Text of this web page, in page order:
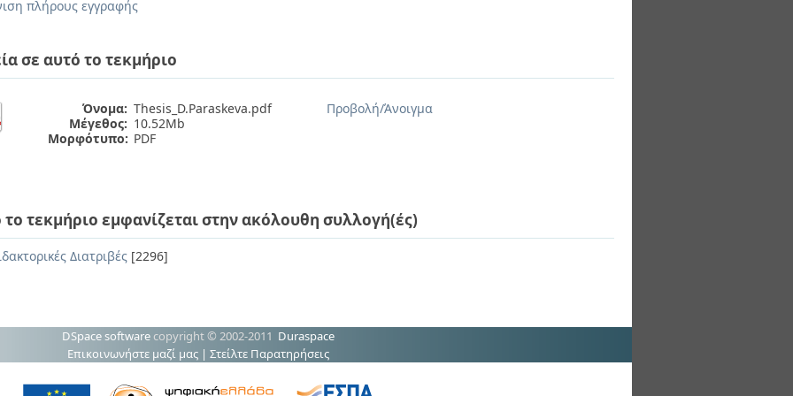
πλήρους εγγραφής
σε αυτό το τεκμήριο
Όνομα: Thesis_D.Paraskeva.pdf
Μέγεθος: 10.52Mb
Μορφότυπο: PDF
Προβολή/Άνοιγμα
το τεκμήριο εμφανίζεται στην ακόλουθη συλλογή(ές)
Διατριβές [2296]
DSpace software copyright © 2002-2011 Duraspace
Επικοινωνήστε μαζί μας | Στείλτε Παρατηρήσεις